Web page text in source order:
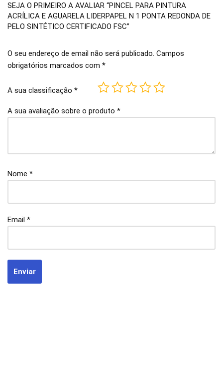
SEJA O PRIMEIRO A AVALIAR “PINCEL PARA PINTURA
ACRÍLICA E AGUARELA LIDERPAPEL N 1 PONTA REDONDA DE
PELO SINTÉTICO CERTIFICADO FSC”
O seu endereço de email não será publicado. Campos
obrigatórios marcados com *
A sua classificação *
A sua avaliação sobre o produto *
Nome *
Email *